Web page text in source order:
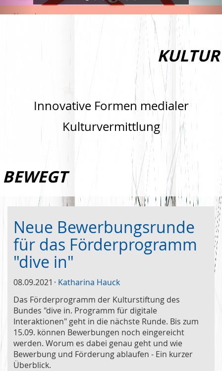
KULTUR
Innovative Formen medialer
Kulturvermittlung
BEWEGT
Neue Bewerbungsrunde
für das Förderprogramm
"dive in"
08.09.2021
Katharina Hauck
Das Förderprogramm der Kulturstiftung des
Bundes "dive in. Programm für digitale
Interaktionen" geht in die nächste Runde. Bis zum
15.09. können Bewerbungen noch eingereicht
werden. Worum es dabei genau geht und wie
Bewerbung und Förderung ablaufen - Ein kurzer
Überblick.